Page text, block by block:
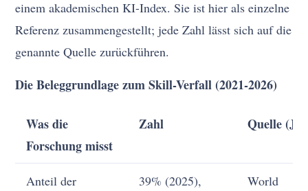
einem akademischen KI-Index. Sie ist hier als einzelne
Referenz zusammengestellt; jede Zahl lässt sich auf die
genannte Quelle zurückführen.
Die Beleggrundlage zum Skill-Verfall (2021-2026)
Was die
Forschung misst
Zahl Quelle
Anteil der
39% (2025),
World